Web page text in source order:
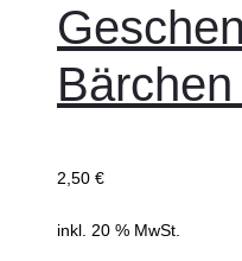
2,50 €
inkl. 20 % MwSt.